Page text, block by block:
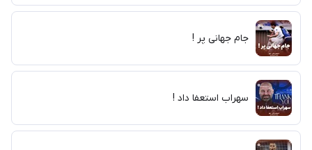
جام جهانی پر !
سهراب استعفا داد !